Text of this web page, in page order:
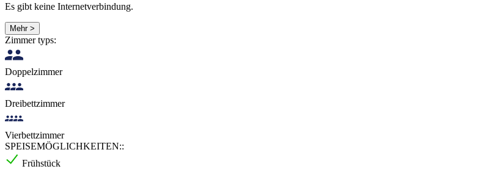
Es gibt keine Internetverbindung.
Mehr >
Zimmer typs:
Doppelzimmer
Dreibettzimmer
Vierbettzimmer
SPEISEMÖGLICHKEITEN::
Frühstück